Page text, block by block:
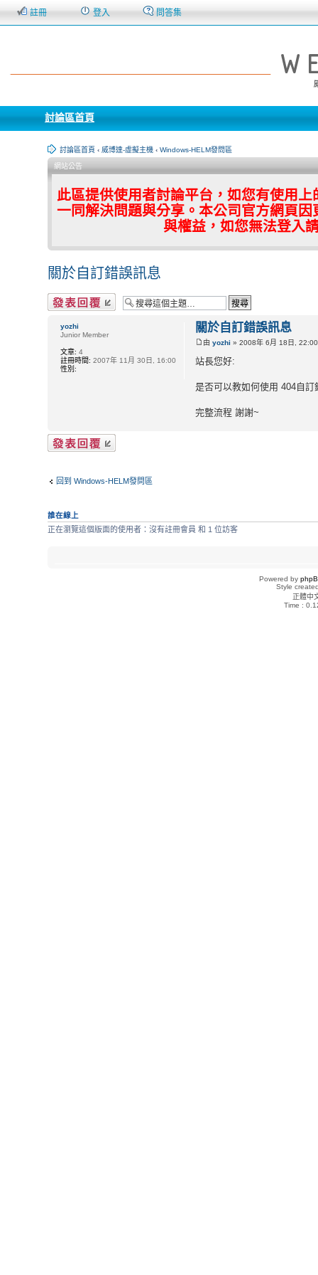
註冊 登入 問答集
討論區首頁
討論區首頁 ‹ 威博達-虛擬主機 ‹ Windows-HELM發問區
網站公告
此區提供使用者討論平台，如您有使用
一同解決問題與分享。本公司官方網頁
與權益，如您無法登入
關於自訂錯誤訊息
發表回覆
關於自訂錯誤訊息
由yozhi » 2008年 6月 18日, 22:00
站長您好:
是否可以教如何使用 404自訂
完整流程 謝謝~
yozhi
Junior Member
文章: 4
註冊時間: 2007年 11月 30日, 16:00
性別:
發表回覆
回到 Windows-HELM發問區
誰在線上
正在瀏覽這個版面的使用者：沒有註冊會員 和 1 位訪客
Powered by
Style
正體中
Time :